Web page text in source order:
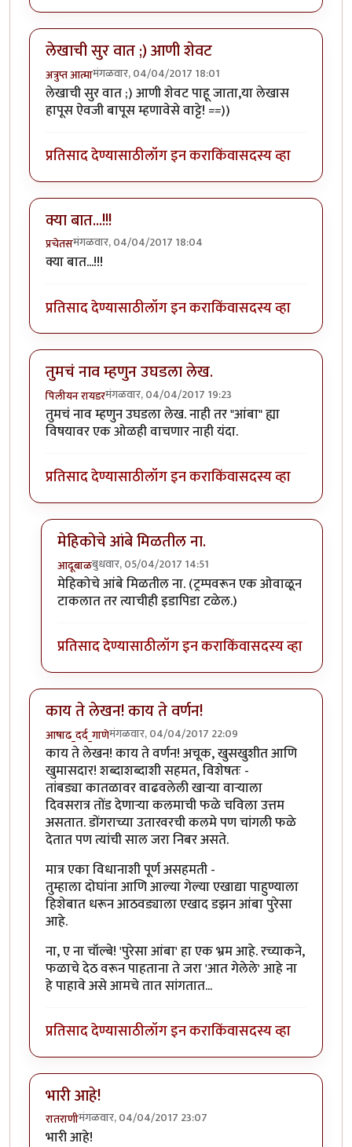
लेखाची सुर वात ;) आणी शेवट
अत्रुप्त आत्मामंगळवार, 04/04/2017 18:01
लेखाची सुर वात ;) आणी शेवट पाहू जाता,या लेखास
हापूस ऐवजी बापूस म्हणावेसे वाट्टे! ==))
प्रतिसाद देण्यासाठीलॉग इन कराकिंवासदस्य व्हा
क्या बात...!!!
प्रचेतसमंगळवार, 04/04/2017 18:04
क्या बात...!!!
प्रतिसाद देण्यासाठीलॉग इन कराकिंवासदस्य व्हा
तुमचं नाव म्हणुन उघडला लेख.
पिलीयन रायडरमंगळवार, 04/04/2017 19:23
तुमचं नाव म्हणुन उघडला लेख. नाही तर "आंबा" ह्या
विषयावर एक ओळही वाचणार नाही यंदा.
प्रतिसाद देण्यासाठीलॉग इन कराकिंवासदस्य व्हा
मेहिकोचे आंबे मिळतील ना.
आदूबाळबुधवार, 05/04/2017 14:51
In reply toतुमचं नाव म्हणुन उघडला लेख.byपिलीयन रायडर
मेहिकोचे आंबे मिळतील ना. (ट्रम्पवरून एक ओवाळून
टाकलात तर त्याचीही इडापिडा टळेल.)
प्रतिसाद देण्यासाठीलॉग इन कराकिंवासदस्य व्हा
काय ते लेखन! काय ते वर्णन!
आषाढ_दर्द_गाणेमंगळवार, 04/04/2017 22:09
काय ते लेखन! काय ते वर्णन! अचूक, खुसखुशीत आणि
खुमासदार! शब्दाशब्दाशी सहमत, विशेषतः -
तांबड्या कातळावर वाढवलेली खार्‍या वार्‍याला
दिवसरात्र तोंड देणार्‍या कलमाची फळे चविला उत्तम
असतात. डोंगराच्या उतारवरची कलमे पण चांगली फळे
देतात पण त्यांची साल जरा निबर असते.
मात्र एका विधानाशी पूर्ण असहमती -
तुम्हाला दोघांना आणि आल्या गेल्या एखाद्या पाहुण्याला
हिशेबात धरून आठवड्याला एखाद डझन आंबा पुरेसा
आहे.
ना, ए ना चॉल्बे! 'पुरेसा आंबा' हा एक भ्रम आहे. रच्याकने,
फळाचे देठ वरून पाहताना ते जरा 'आत गेलेले' आहे ना
हे पाहावे असे आमचे तात सांगतात...
प्रतिसाद देण्यासाठीलॉग इन कराकिंवासदस्य व्हा
भारी आहे!
रातराणीमंगळवार, 04/04/2017 23:07
भारी आहे!